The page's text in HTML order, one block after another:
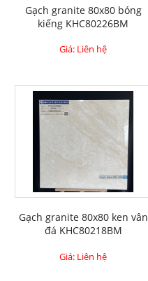
Gạch granite 80x80 bóng
kiếng KHC80226BM
Giá: Liên hệ
Gạch granite 80x80 ken vân
đá KHC80218BM
Giá: Liên hệ